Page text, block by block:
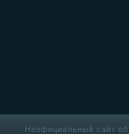
Неофициальный сайт